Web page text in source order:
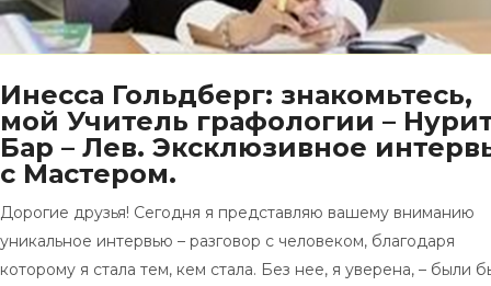
Инесса Гольдберг: знакомьтесь,
мой Учитель графологии –
Бар – Лев. Эксклюзивное
с Мастером.
Дорогие друзья! Сегодня я представляю вашему вниманию
уникальное интервью – разговор с человеком, благодаря
которому я стала тем, кем стала. Без нее, я уверена, – были